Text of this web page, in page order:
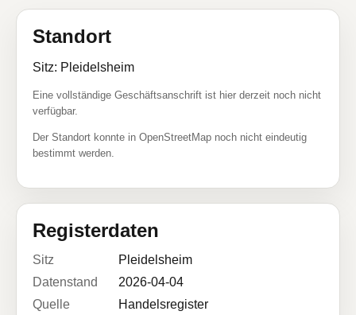
Standort
Sitz: Pleidelsheim
Eine vollständige Geschäftsanschrift ist hier derzeit noch nicht
verfügbar.
Der Standort konnte in OpenStreetMap noch nicht eindeutig
bestimmt werden.
Registerdaten
Sitz
Pleidelsheim
Datenstand
2026-04-04
Quelle
Handelsregister